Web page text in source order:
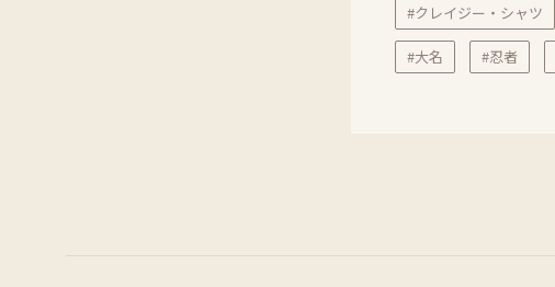
#クレイジー・シャツ
#大名 #忍者